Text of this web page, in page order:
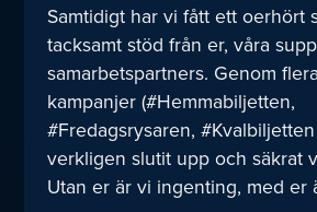
Samtidigt har vi fått ett oerhört
tacksamt stöd från er, våra
samarbetspartners. Genom
kampanjer (#Hemmabiljetten,
#Fredagsrysaren,
verkligen slutit upp och säkrat
Utan er är vi ingenting, med er